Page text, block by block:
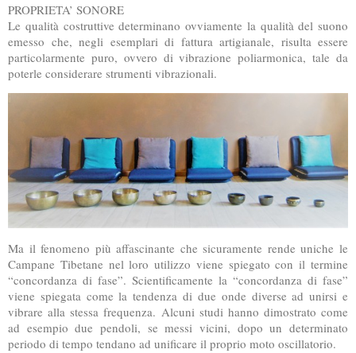
PROPRIETA’ SONORE
Le qualità costruttive determinano ovviamente la qualità del suono
emesso che, negli esemplari di fattura artigianale, risulta essere
particolarmente puro, ovvero di vibrazione poliarmonica, tale da
poterle considerare strumenti vibrazionali.
Ma il fenomeno più affascinante che sicuramente rende uniche le
Campane Tibetane nel loro utilizzo viene spiegato con il termine
“concordanza di fase”. Scientificamente la “concordanza di fase”
viene spiegata come la tendenza di due onde diverse ad unirsi e
vibrare alla stessa frequenza. Alcuni studi hanno dimostrato come
ad esempio due pendoli, se messi vicini, dopo un determinato
periodo di tempo tendano ad unificare il proprio moto oscillatorio.